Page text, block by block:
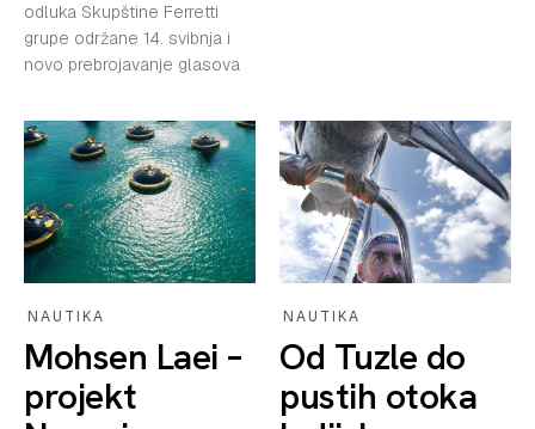
odluka Skupštine Ferretti
grupe održane 14. svibnja i
novo prebrojavanje glasova
NAUTIKA
Mohsen Laei –
projekt
NAUTIKA
Od Tuzle do
pustih otoka